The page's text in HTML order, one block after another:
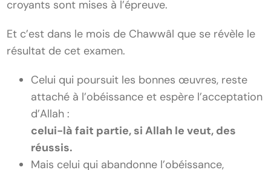
croyants sont mises à l’épreuve.
Et c’est dans le mois de Chawwâl que se révèle le
résultat de cet examen.
Celui qui poursuit les bonnes œuvres, reste
attaché à l’obéissance et espère l’acceptation
d’Allah :
celui-là fait partie, si Allah le veut, des
réussis.
Mais celui qui abandonne l’obéissance,